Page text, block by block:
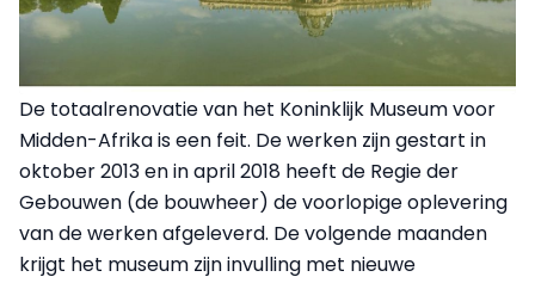
De totaalrenovatie van het Koninklijk Museum voor
Midden-Afrika is een feit. De werken zijn gestart in
oktober 2013 en in april 2018 heeft de Regie der
Gebouwen (de bouwheer) de voorlopige oplevering
van de werken afgeleverd. De volgende maanden
krijgt het museum zijn invulling met nieuwe